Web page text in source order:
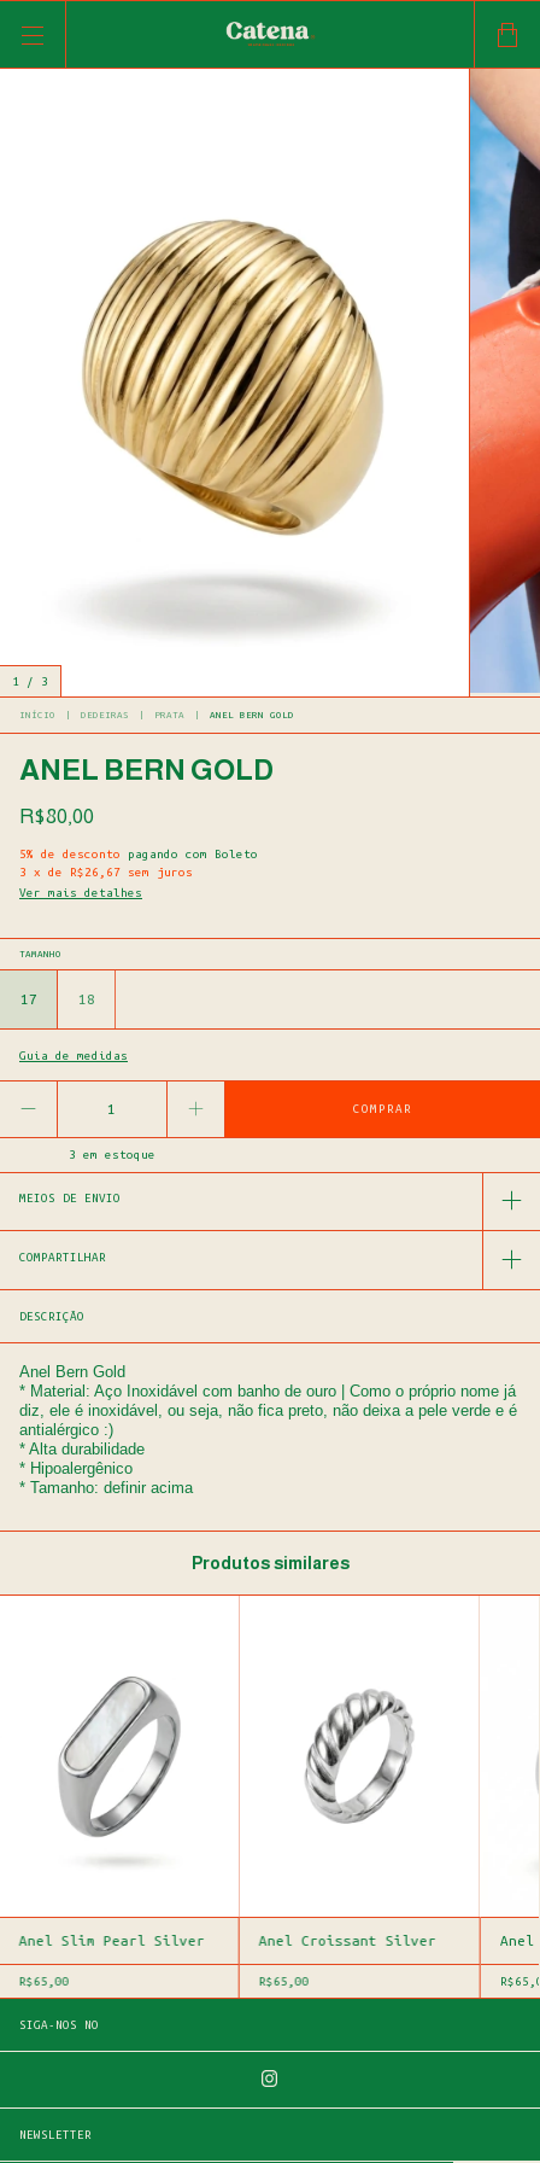
1 / 3
INÍCIO DEDEIRAS PRATA ANEL BERN GOLD
ANEL BERN GOLD
R$80,00
5% de desconto pagando com Boleto
3
x de R$26,67
sem juros
Ver mais detalhes
TAMANHO
17 18
Guia de medidas
3 em estoque
MEIOS DE ENVIO
COMPARTILHAR
DESCRIÇÃO
Anel Bern Gold
* Material: Aço Inoxidável com banho de ouro | Como o próprio nome já
diz, ele é inoxidável, ou seja, não fica preto, não deixa a pele verde e é
antialérgico :)
* Alta durabilidade
* Hipoalergênico
* Tamanho: definir acima
Produtos similares
Anel Slim Pearl Silver
R$65,00
Anel Croissant Silver
R$65,00
SIGA-NOS NO
NEWSLETTER